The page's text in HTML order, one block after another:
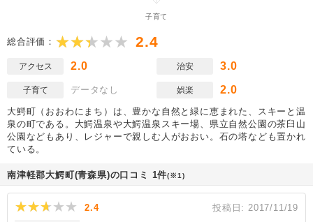
総合評価： 2.4
アクセス 2.0 治安 3.0
子育て データなし 娯楽 2.0
大鰐町（おおわにまち）は、豊かな自然と緑に恵まれた、スキーと温
泉の町である。大鰐温泉や大鰐温泉スキー場、県立自然公園の茶臼山
公園などもあり、レジャーで親しむ人がおおい。石の塔なども置かれ
ている。
南津軽郡大鰐町(青森県)の口コミ 1件(※1)
2.4 投稿日: 2017/11/19